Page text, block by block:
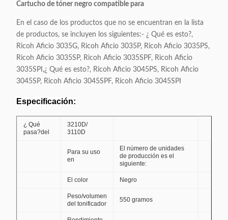
Cartucho de tóner negro compatible para
En el caso de los productos que no se encuentran en la lista
de productos, se incluyen los siguientes:- ¿ Qué es esto?,
Ricoh Aficio 3035G, Ricoh Aficio 3035P, Ricoh Aficio 3035PS,
Ricoh Aficio 3035SP, Ricoh Aficio 3035SPF, Ricoh Aficio
3035SPI,¿ Qué es esto?, Ricoh Aficio 3045PS, Ricoh Aficio
3045SP, Ricoh Aficio 3045SPF, Ricoh Aficio 3045SPI
Especificación:
¿ Qué
pasa?del
3210D/
3110D
Para su uso
en
El número de unidades
de producción es el
siguiente:
El color Negro
Peso/volumen
del tonificador
550 gramos